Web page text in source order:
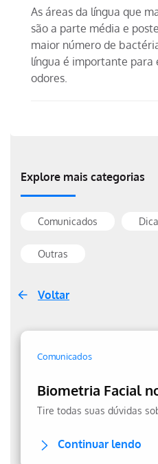
As áreas da língua que
são a parte média e
maior número de
língua é importante para
odores.
Explore mais categorias
Comunicados
Outras
Voltar
Comunicados
Biometria Facial
Continuar lendo